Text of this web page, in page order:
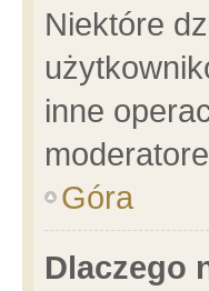
Niektóre
inne
Góra
Dlaczego